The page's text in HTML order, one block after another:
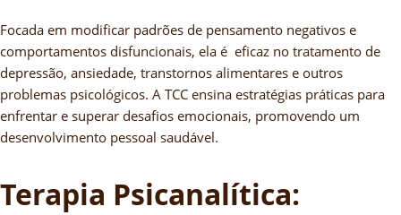
Focada em modificar padrões de pensamento negativos e
comportamentos disfuncionais, ela é eficaz no tratamento de
depressão, ansiedade, transtornos alimentares e outros
problemas psicológicos. A TCC ensina estratégias práticas para
enfrentar e superar desafios emocionais, promovendo um
desenvolvimento pessoal saudável.
Terapia Psicanalítica: